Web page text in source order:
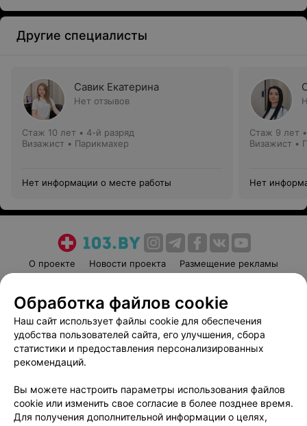
Другие специалисты
Савик Екатерина
Нет отзывов
Стаж 10 лет • 4-й разряд
Визажист • Парикмахер
Нет информации о месте работы
Стаж 9 лет
Визажист •
Нет
О проекте Новости проекта
Размещение рекламы
Пользовательское соглашение
Способы оплаты
Вакансии
Партнеры
Написать руководителю 103.by
Обработка персональных данных
Обработка файлов cookie
Наш сайт использует файлы cookie для обеспечения
удобства пользователей сайта, его улучшения, сбора
статистики и предоставления персонализированных
рекомендаций.
Вы можете настроить параметры использования файлов
cookie или изменить свое согласие в более позднее время.
Для получения дополнительной информации о целях,